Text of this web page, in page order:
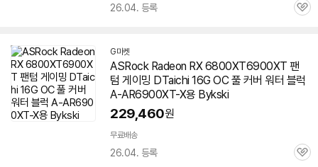
26.04. 등록
관
G마켓
ASRock Radeon RX 6800XT6900XT 팬
텀 게이밍 DTaichi 16G OC 풀 커버 워터 블럭
A-AR6900XT-X용 Bykski
229,460원
무료배송
26.04. 등록
관